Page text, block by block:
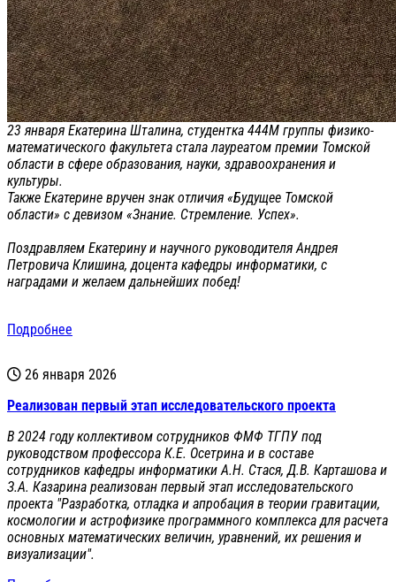
23 января Екатерина Шталина, студентка 444М группы физико-
математического факультета стала лауреатом премии Томской
области в сфере образования, науки, здравоохранения и
культуры.
Также Екатерине вручен знак отличия «Будущее Томской
области» с девизом «Знание. Стремление. Успех».
Поздравляем Екатерину и научного руководителя Андрея
Петровича Клишина, доцента кафедры информатики, с
наградами и желаем дальнейших побед!
Подробнее
26 января 2026
Реализован первый этап исследовательского проекта
В 2024 году коллективом сотрудников ФМФ ТГПУ под
руководством профессора К.Е. Осетрина и в составе
сотрудников кафедры информатики А.Н. Стася, Д.В. Карташова и
З.А. Казарина реализован первый этап исследовательского
проекта "Разработка, отладка и апробация в теории гравитации,
космологии и астрофизике программного комплекса для расчета
основных математических величин, уравнений, их решения и
визуализации".